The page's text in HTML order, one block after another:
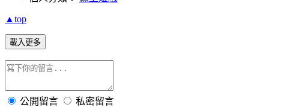
▲top
載入更多
公開留言 私密留言